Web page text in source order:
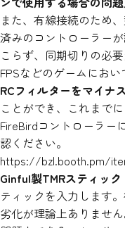
また、有線接続のため
済みのコントローラー
こらず、同期切りの必要
FPSなどのゲームにお
RCフィルターをマイナ
ことができ、これまで
FireBirdコントローラー
認ください。
https://bzl.booth.pm/
Ginful製TMRスティック
ティックを入力します
劣化が理論上ありませ